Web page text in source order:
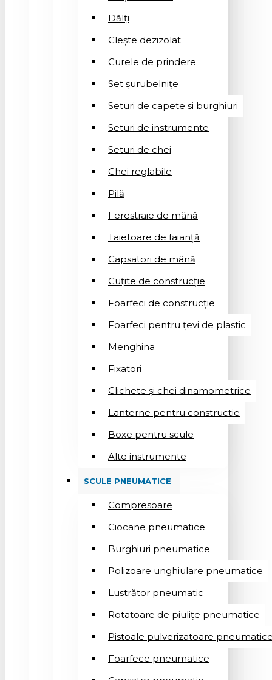
Dălți
Clește dezizolat
Curele de prindere
Set șurubelnițe
Seturi de capete si burghiuri
Seturi de instrumente
Seturi de chei
Chei reglabile
Pilă
Ferestraie de mână
Taietoare de faianță
Capsatori de mână
Cuțite de construcție
Foarfeci de construcție
Foarfeci pentru țevi de plastic
Menghina
Fixatori
Clichete și chei dinamometrice
Lanterne pentru constructie
Boxe pentru scule
Alte instrumente
SCULE PNEUMATICE
Compresoare
Ciocane pneumatice
Burghiuri pneumatice
Polizoare unghiulare pneumatice
Lustrător pneumatic
Rotatoare de piulițe pneumatice
Pistoale pulverizatoare
Foarfece pneumatice